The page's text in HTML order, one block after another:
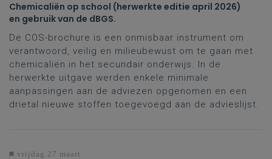
Chemicaliën op school (herwerkte editie april 2026)
en gebruik van de dBGS.
De COS-brochure is een onmisbaar instrument om
verantwoord, veilig en milieubewust om te gaan met
chemicaliën in het secundair onderwijs. In de
herwerkte uitgave werden enkele minimale
aanpassingen aan de adviezen opgenomen en een
drietal nieuwe stoffen toegevoegd aan de advieslijst.
vrijdag 27 maart